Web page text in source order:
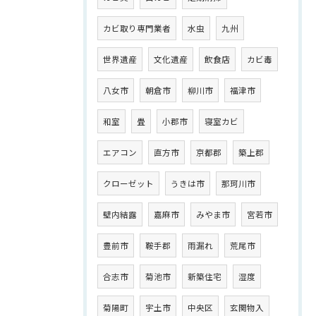
カビ取り専門業者 水虫 九州
世界遺産 文化遺産 飲食店 カビ毒
八女市 朝倉市 柳川市 福津市
和室 畳 小郡市 寝室カビ
エアコン 直方市 京都郡 築上郡
クローゼット うきは市 那珂川市
壁内結露 嘉麻市 みやま市 宮若市
豊前市 鞍手郡 雨漏れ 荒尾市
合志市 菊池市 新築住宅 湿度
菊陽町 宇土市 中央区 玄関物入